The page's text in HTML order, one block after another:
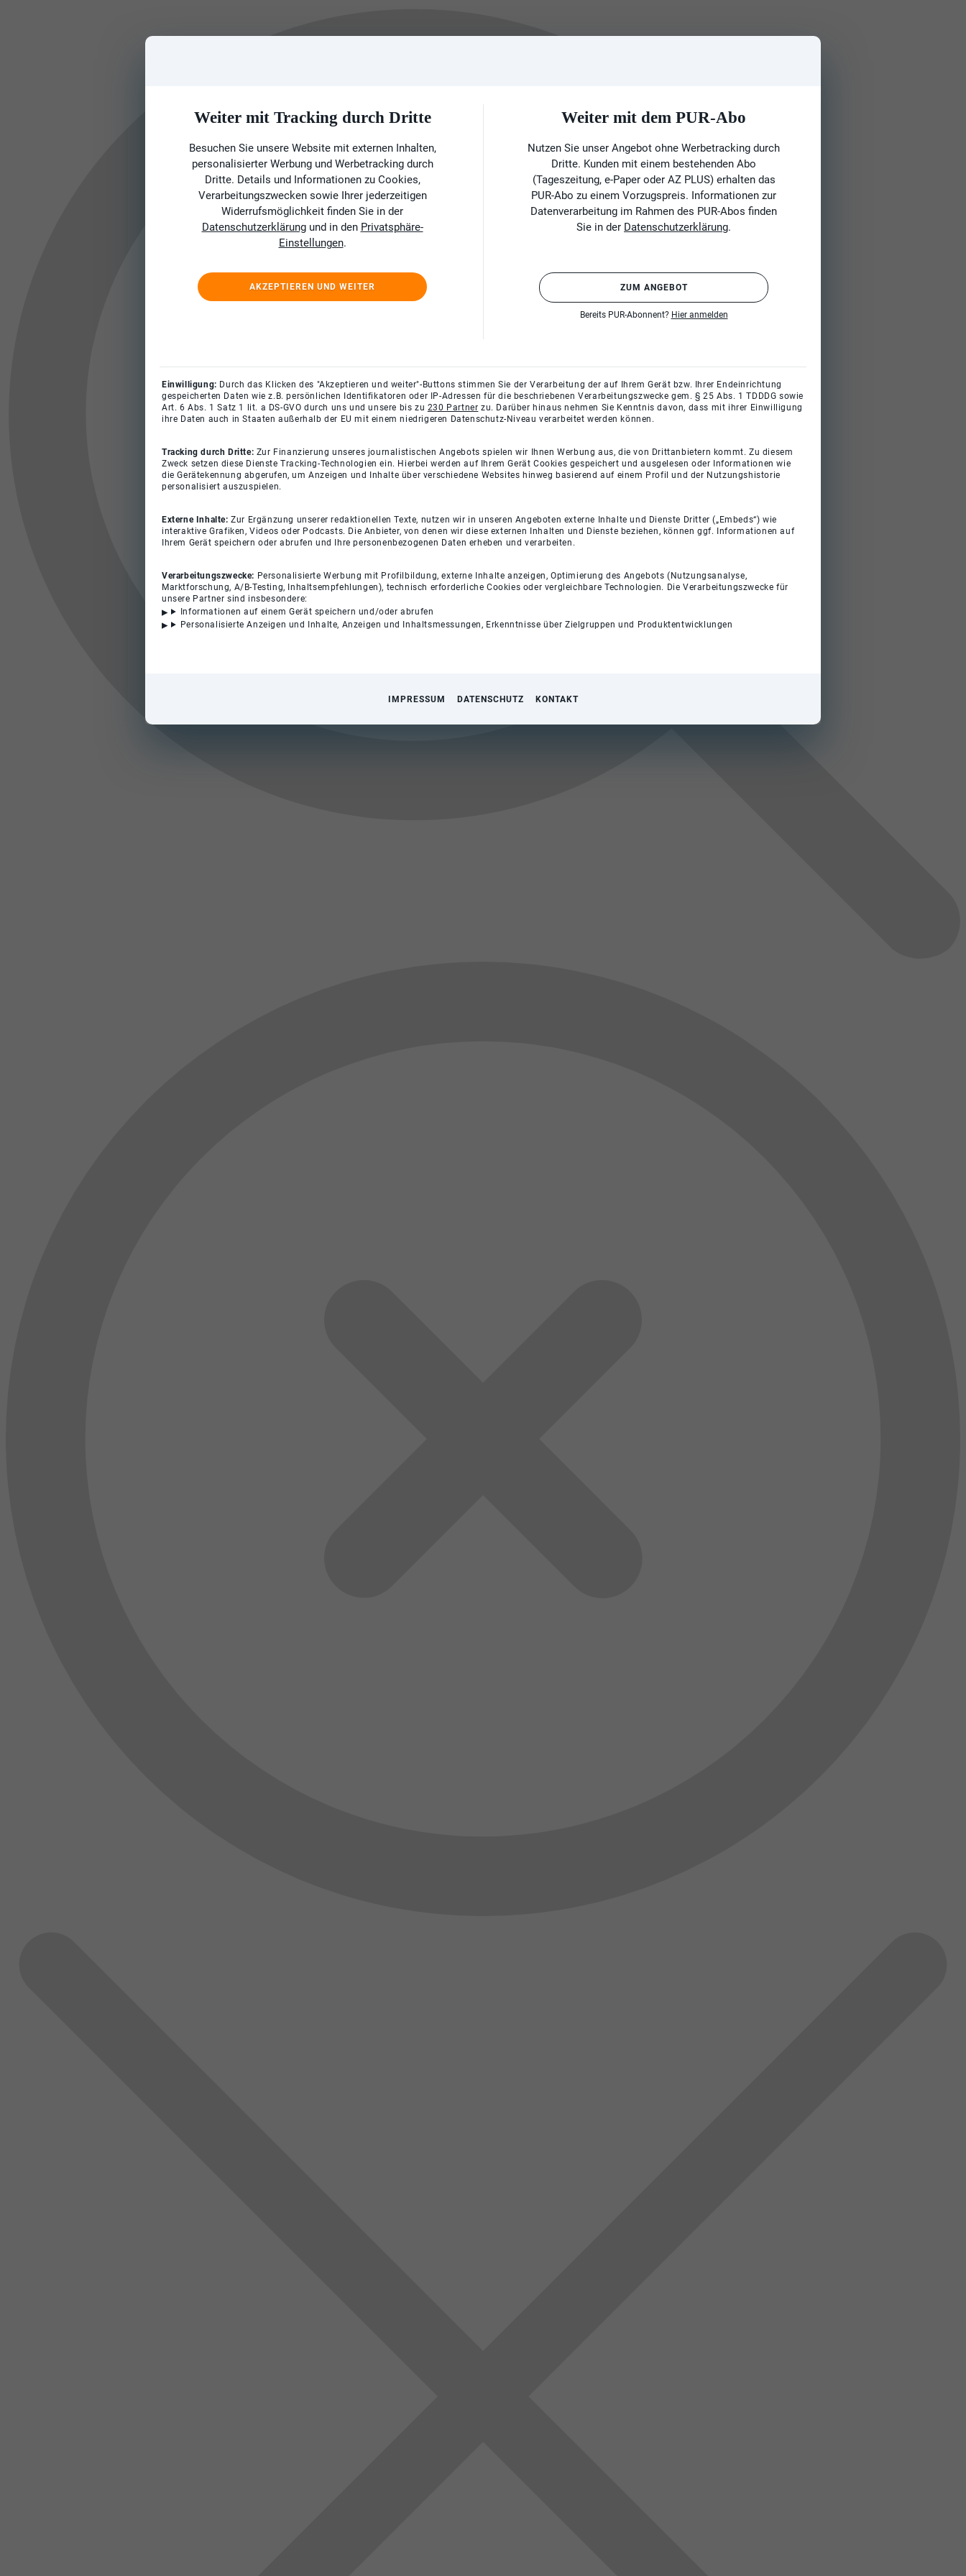
Weiter mit Tracking durch Dritte
Besuchen Sie unsere Website mit externen Inhalten,
personalisierter Werbung und Werbetracking durch
Dritte. Details und Informationen zu Cookies,
Verarbeitungszwecken sowie Ihrer jederzeitigen
Widerrufsmöglichkeit finden Sie in der
Datenschutzerklärungund in den Privatsphäre-
Einstellungen.
AKZEPTIEREN UND WEITER
Weiter mit dem PUR-Abo
Nutzen Sie unser Angebot ohne Werbetracking durch
Dritte. Kunden mit einem bestehenden Abo
(Tageszeitung, e-Paper oder AZ PLUS) erhalten das
PUR-Abo zu einem Vorzugspreis. Informationen zur
Datenverarbeitung im Rahmen des PUR-Abos finden
Sie in der Datenschutzerklärung.
ZUM ANGEBOT
Bereits PUR-Abonnent? Hier anmelden
Einwilligung: Durch das Klicken des "Akzeptieren und weiter"-Buttons stimmen Sie der Verarbeitung der auf Ihrem Gerät bzw. Ihrer Endeinrichtung
gespeicherten Daten wie z.B. persönlichen Identifikatoren oder IP-Adressen für die beschriebenen Verarbeitungszwecke gem. § 25 Abs. 1 TDDDG sowie
Art. 6 Abs. 1 Satz 1 lit. a DS-GVO durch uns und unsere bis zu 230 Partner zu. Darüber hinaus nehmen Sie Kenntnis davon, dass mit ihrer Einwilligung
ihre Daten auch in Staaten außerhalb der EU mit einem niedrigeren Datenschutz-Niveau verarbeitet werden können.
Tracking durch Dritte: Zur Finanzierung unseres journalistischen Angebots spielen wir Ihnen Werbung aus, die von Drittanbietern kommt. Zu diesem
Zweck setzen diese Dienste Tracking-Technologien ein. Hierbei werden auf Ihrem Gerät Cookies gespeichert und ausgelesen oder Informationen wie
die Gerätekennung abgerufen, um Anzeigen und Inhalte über verschiedene Websites hinweg basierend auf einem Profil und der Nutzungshistorie
personalisiert auszuspielen.
Externe Inhalte:Zur Ergänzung unserer redaktionellen Texte, nutzen wir in unseren Angeboten externe Inhalte und Dienste Dritter („Embeds“) wie
interaktive Grafiken, Videos oder Podcasts. Die Anbieter, von denen wir diese externen Inhalten und Dienste beziehen, können ggf. Informationen auf
Ihrem Gerät speichern oder abrufen und Ihre personenbezogenen Daten erheben und verarbeiten.
Verarbeitungszwecke: Personalisierte Werbung mit Profilbildung, externe Inhalte anzeigen, Optimierung des Angebots (Nutzungsanalyse,
Marktforschung, A/B-Testing, Inhaltsempfehlungen), technisch erforderliche Cookies oder vergleichbare Technologien. Die Verarbeitungszwecke für
unsere Partner sind insbesondere:
Informationen auf einem Gerät speichern und/oder abrufen
Personalisierte Anzeigen und Inhalte, Anzeigen und Inhaltsmessungen, Erkenntnisse über Zielgruppen und Produktentwicklungen
IMPRESSUM DATENSCHUTZ KONTAKT